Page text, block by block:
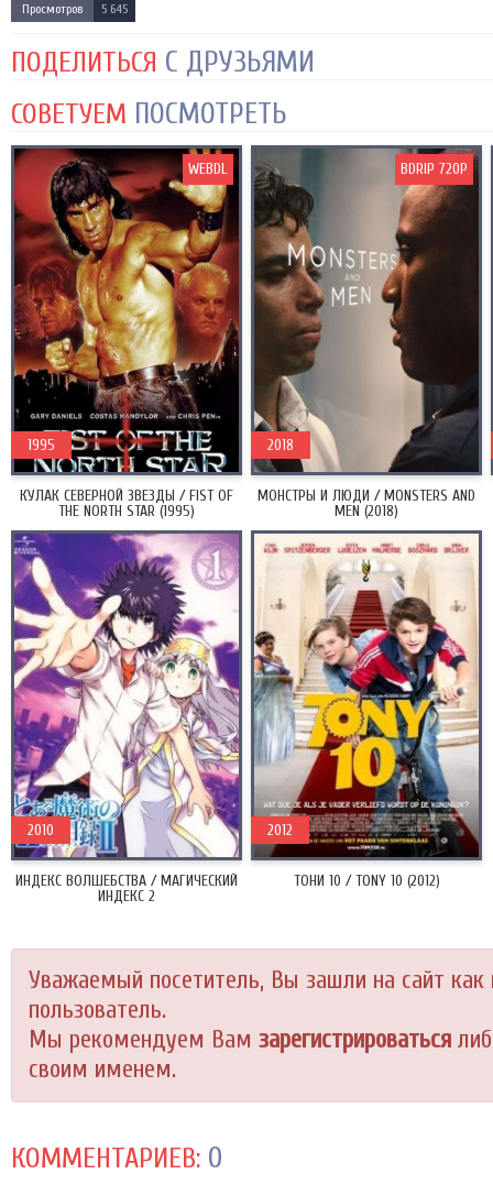
Просмотров 5 645
ПОДЕЛИТЬСЯ С ДРУЗЬЯМИ
СОВЕТУЕМ ПОСМОТРЕТЬ
КУЛАК СЕВЕРНОЙ ЗВЕЗДЫ / FIST OF
THE NORTH STAR (1995)
1995
WEBDL
МОНСТРЫ И ЛЮДИ / MONSTERS AND
MEN (2018)
2018
BDRIP 720P
ИНДЕКС ВОЛШЕБСТВА / МАГИЧЕСКИЙ
ИНДЕКС 2
2010
ТОНИ 10 / TONY 10 (2012)
2012
Уважаемый посетитель, Вы зашли на сайт как
пользователь.
Мы рекомендуем Вам зарегистрироваться
своим именем.
КОММЕНТАРИЕВ: 0